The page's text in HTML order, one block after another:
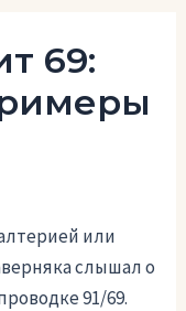
69:
или
слышал о
91/69.